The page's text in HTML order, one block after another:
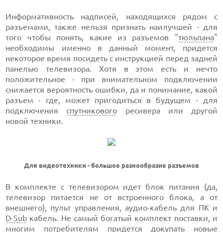
Информативность надписей, находящихся рядом с
разъемами, также нельзя признать наилучшей - для
того чтобы понять, какие из разъемов "тюльпана"
необходимы именно в данный момент, придется
некоторое время посидеть с инструкцией перед задней
панелью телевизора. Хотя в этом есть и нечто
положительное - при внимательном подключении
снижается вероятность ошибки, да и понимание, какой
разъем - где, может пригодиться в будущем - для
подключения спутникового ресивера или другой
новой техники.
Для видеотехники - большое разнообразие разъемов
В комплекте с телевизором идет блок питания (да,
телевизор питается не от встроенного блока, а от
внешнего), пульт управления, аудио-кабель для ПК и
D-Sub кабель. Не самый богатый комплект поставки, и
многим потребителям придется докупать новые